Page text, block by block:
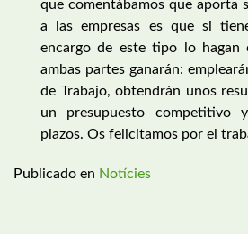
que comentábamos que aporta
a las empresas es que si
encargo de este tipo lo hagan
ambas partes ganarán:
de Trabajo, obtendrán unos
un presupuesto competitivo
plazos. Os felicitamos por el
Publicado en Notícies